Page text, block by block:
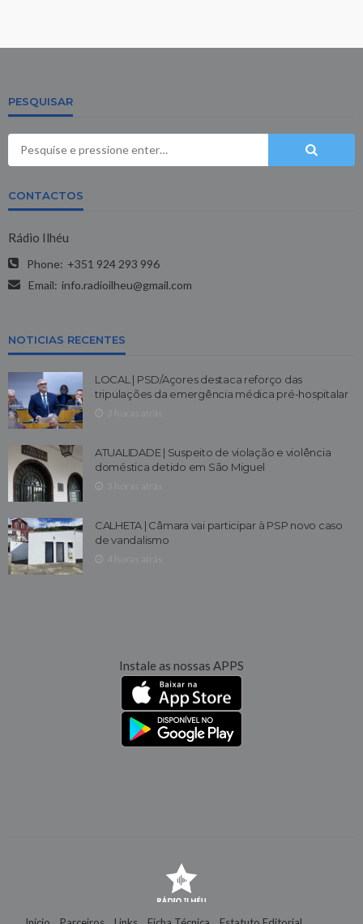
PESQUISAR
CONTACTOS
Rádio Ilhéu
Phone: +351 924 293 996
Email: info.radioilheu@gmail.com
NOTICIAS RECENTES
LOCAL | PSD/Açores destaca reforço das
tripulações da emergência médica pré-hospitalar
ATUALIDADE | Suspeito de violação e violência
doméstica detido em São Miguel
CALHETA | Câmara vai participar à PSP novo caso
de vandalismo
Instale as nossas APPS